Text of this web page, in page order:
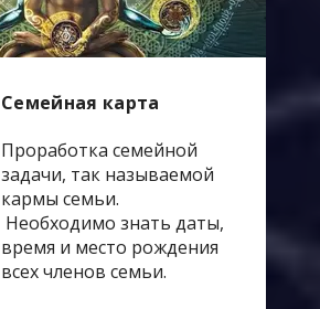
Семейная карта
Проработка семейной
задачи, так называемой
кармы семьи.
Необходимо знать даты,
время и место рождения
всех членов семьи.